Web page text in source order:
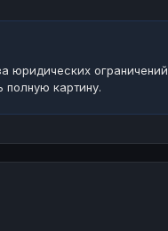
юридических
полную картину.